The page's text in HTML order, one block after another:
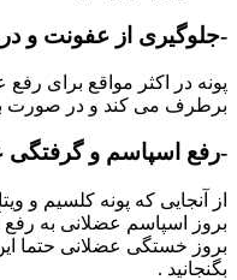
-جلوگیری از عفونت و
پونه در اکثر مواقع برای
برطرف می کند و در صورت
-رفع اسپاسم و گرفتگی
بروز اسپاسم عضلانی به
بروز خستگی عضلانی حتما
بگنجانید .